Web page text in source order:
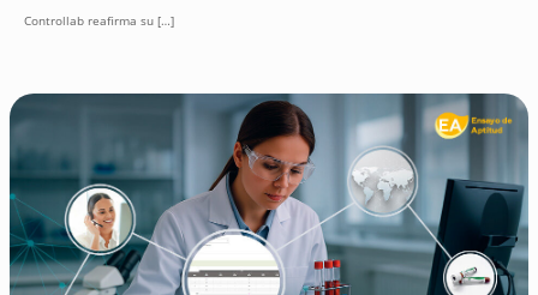
Controllab reafirma su […]